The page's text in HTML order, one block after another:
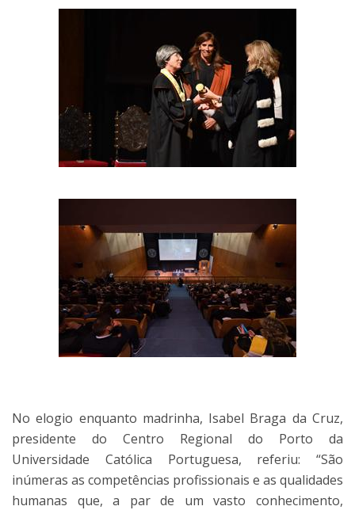
No elogio enquanto madrinha, Isabel Braga da Cruz,
presidente do Centro Regional do Porto da
Universidade Católica Portuguesa, referiu: “São
inúmeras as competências profissionais e as qualidades
humanas que, a par de um vasto conhecimento,